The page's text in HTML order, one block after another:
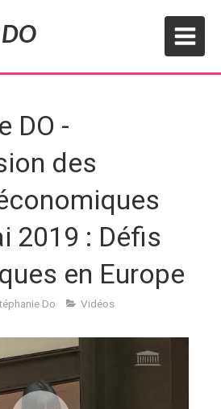
DO -
des
2019 : Défis
en Europe
Do Vidéos